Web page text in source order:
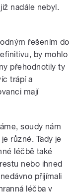
nadále nebyl.
řešením do
by mohlo
přehodnotily ty
trápí a
mají
soudy nám
různé. Tady je
léčbě také
nebo ihned
přijímali
léčba v